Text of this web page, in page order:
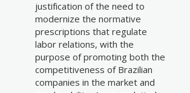
justification of the need to
modernize the normative
prescriptions that regulate
labor relations, with the
purpose of promoting both the
competitiveness of Brazilian
companies in the market and